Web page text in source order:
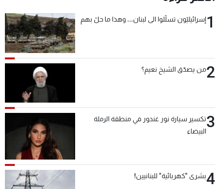
1إسرائيليّون تسلّلوا الى لبنان... وهذا ما حلّ بهم
2من يصدّق الشيخ نعيم؟
3تكسير سيارة نور غندور في منطقة الرملة
البيضاء
4بشرى "كهربائية" للبنانيين!